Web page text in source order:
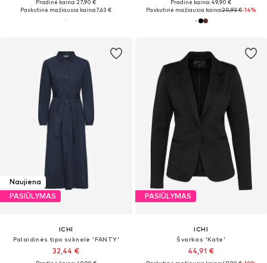
Pradinė kaina: 27,90 €
Paskutinė mažiausia kaina:7,63 €
Pradinė kaina: 49,90 €
Paskutinė mažiausia kaina:20,93 €-14%
Naujiena
PASIŪLYMAS
ICHI
Palaidinės tipo suknelė 'FANTY'
32,44 €
PASIŪLYMAS
ICHI
Švarkas 'Kate'
44,91 €